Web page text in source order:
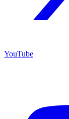
YouTube